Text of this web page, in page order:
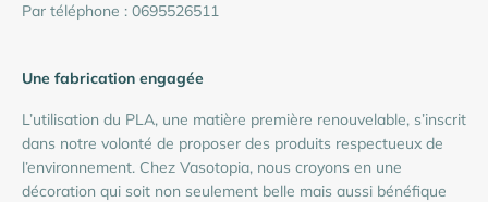
Par téléphone : 0695526511
Une fabrication engagée
L’utilisation du PLA, une matière première renouvelable, s’inscrit
dans notre volonté de proposer des produits respectueux de
l’environnement. Chez Vasotopia, nous croyons en une
décoration qui soit non seulement belle mais aussi bénéfique